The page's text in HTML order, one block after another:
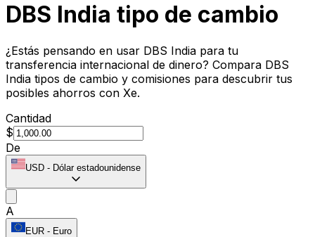
DBS India tipo de cambio
¿Estás pensando en usar DBS India para tu
transferencia internacional de dinero? Compara DBS
India tipos de cambio y comisiones para descubrir tus
posibles ahorros con Xe.
Cantidad
$
De
USD - Dólar estadounidense
A
EUR - Euro